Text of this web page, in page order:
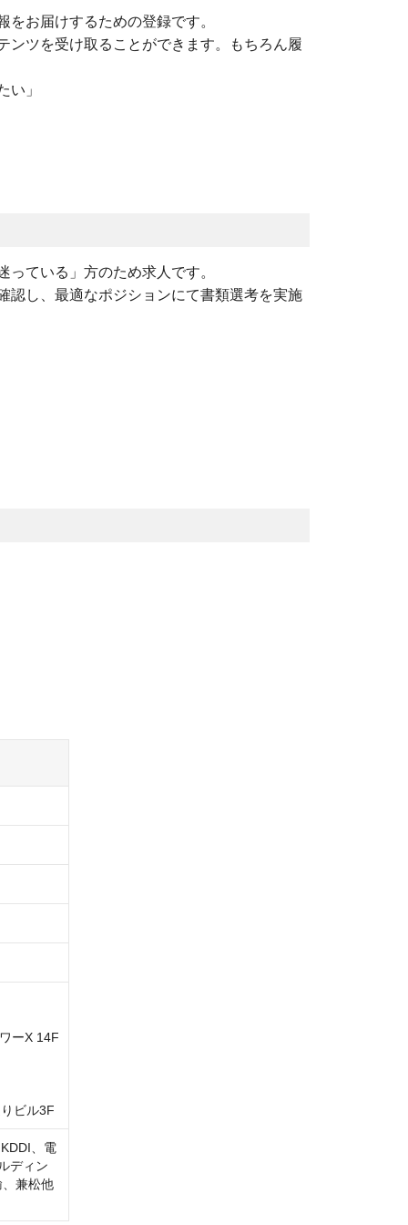
お届けするための登録です。
ンツを受け取ることができます。もちろん履
い」
ている」方のため求人です。
認し、最適なポジションにて書類選考を実施
ーX 14F
ビル3F
、電
ディン
兼松他